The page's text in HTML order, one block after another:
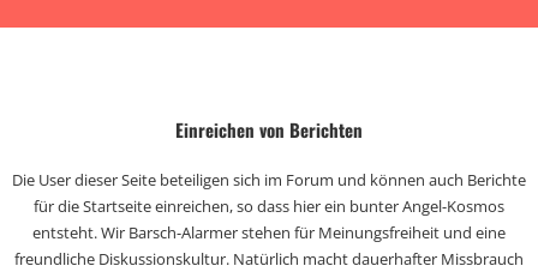
Einreichen von Berichten
Die User dieser Seite beteiligen sich im Forum und können auch Berichte
für die Startseite einreichen, so dass hier ein bunter Angel-Kosmos
entsteht. Wir Barsch-Alarmer stehen für Meinungsfreiheit und eine
freundliche Diskussionskultur. Natürlich macht dauerhafter Missbrauch